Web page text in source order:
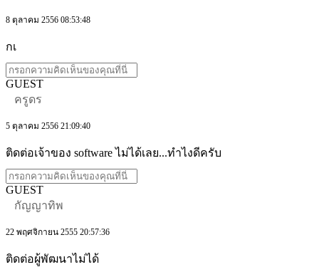
8 ตุลาคม 2556 08:53:48
กเ
GUEST
ครูดร
5 ตุลาคม 2556 21:09:40
ติดต่อเจ้าของ software ไม่ได้เลย...ทำไงดีครับ
GUEST
กัญญาทิพ
22 พฤศจิกายน 2555 20:57:36
ติดต่อผู้พัฒนาไม่ได้